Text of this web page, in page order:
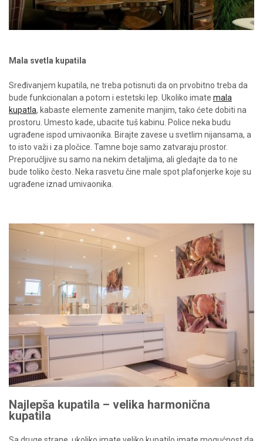
Mala svetla kupatila
Sređivanjem kupatila, ne treba potisnuti da on prvobitno treba da
bude funkcionalan a potom i estetski lep. Ukoliko imate mala
kupatla, kabaste elemente zamenite manjim, tako ćete dobiti na
prostoru. Umesto kade, ubacite tuš kabinu. Police neka budu
ugrađene ispod umivaonika. Birajte zavese u svetlim nijansama, a
to isto važi i za pločice. Tamne boje samo zatvaraju prostor.
Preporučljive su samo na nekim detaljima, ali gledajte da to ne
bude toliko često. Neka rasvetu čine male spot plafonjerke koje su
ugrađene iznad umivaonika.
Najlepša kupatila – velika harmonična
kupatila